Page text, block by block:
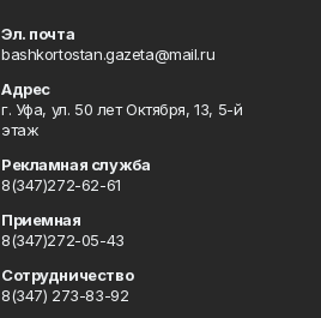
Эл. почта
bashkortostan.gazeta@mail.ru
Адрес
г. Уфа, ул. 50 лет Октября, 13, 5-й
этаж
Рекламная служба
8(347)272-62-61
Приемная
8(347)272-05-43
Сотрудничество
8(347) 273-83-92